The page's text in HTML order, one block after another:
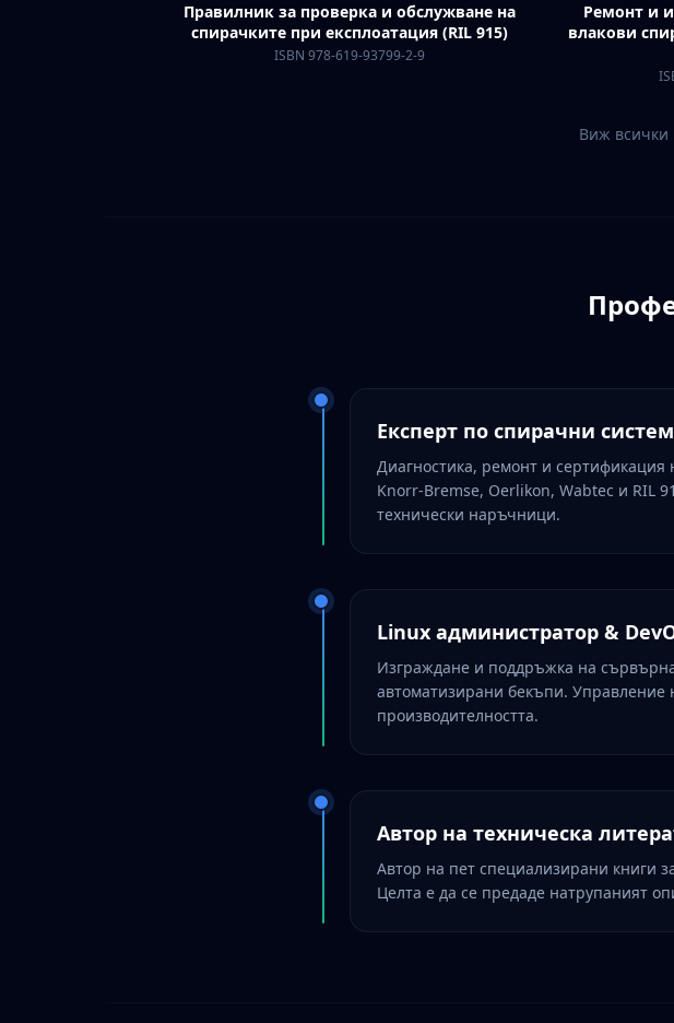
Правилник за проверка и обслужване на
спирачките при експлоатация (RIL 915)
ISBN 978-619-93799-2-9
Ремонт и
влакови
Виж всички
Експерт по спирачни
Диагностика, ремонт и
Knorr-Bremse, Oerlikon, Wabtec и RIL
технически наръчници.
Linux администратор &
Изграждане и поддръжка на
автоматизирани бекъпи. Управление
производителността.
Автор на техническа
Автор на пет специализирани книги
Целта е да се предаде натрупаният